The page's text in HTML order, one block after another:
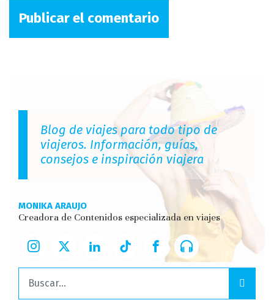
Blog de viajes para todo tipo de
viajeros. Información, guías,
consejos e inspiración viajera
MONIKA ARAUJO
Creadora de Contenidos especializada en viajes
Buscar: